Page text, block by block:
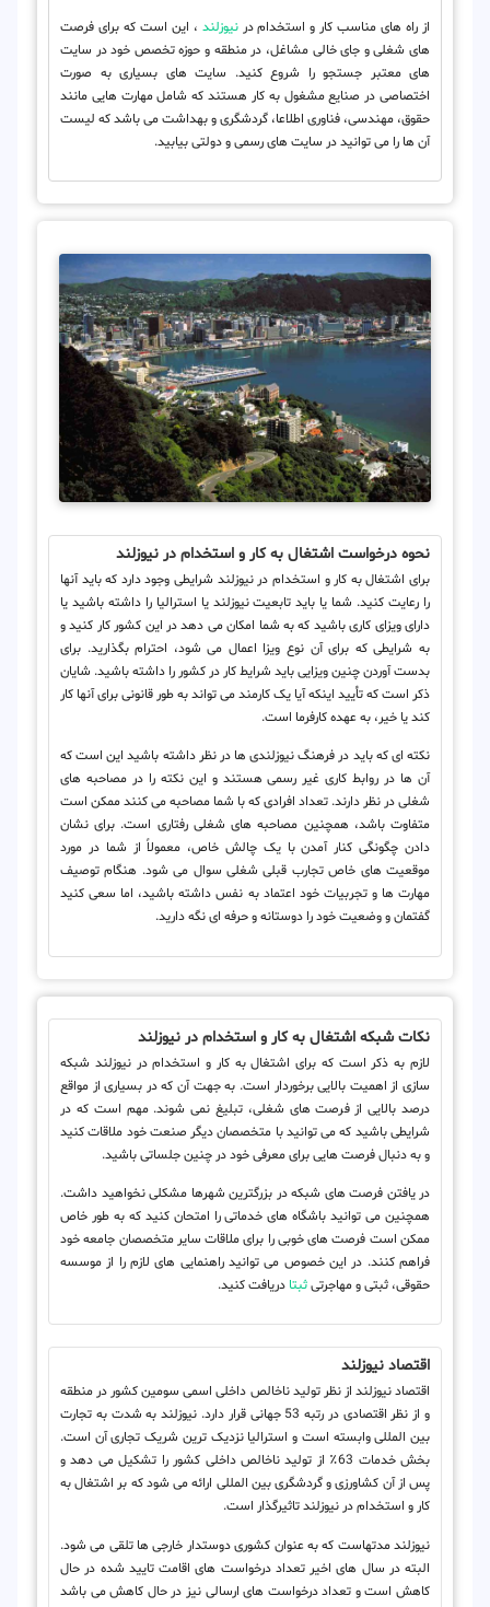
از راه های مناسب کار و استخدام درنیوزلند ، این است که برای فرصت
های شغلی و جای خالی مشاغل، در منطقه و حوزه تخصص خود در سایت
های معتبر جستجو را شروع کنید. سایت های بسیاری به صورت
اختصاصی در صنایع مشغول به کار هستند که شامل مهارت هایی مانند
حقوق، مهندسی، فناوری اطلاعا، گردشگری و بهداشت می باشد که لیست
آن ها را می توانید در سایت های رسمی و دولتی بیابید.
نحوه درخواست اشتغال به کار و استخدام در نیوزلند
برای اشتغال به کار و استخدام در نیوزلند شرایطی وجود دارد که باید آنها
را رعایت کنید. شما یا باید تابعیت نیوزلند یا استرالیا را داشته باشید یا
دارای ویزای کاری باشید که به شما امکان می دهد در این کشور کار کنید و
به شرایطی که برای آن نوع ویزا اعمال می شود، احترام بگذارید. برای
بدست آوردن چنین ویزایی باید شرایط کار در کشور را داشته باشید. شایان
ذکر است که تأیید اینکه آیا یک کارمند می تواند به طور قانونی برای آنها کار
کند یا خیر، به عهده کارفرما است.
نکته ای که باید در فرهنگ نیوزلندی ها در نظر داشته باشید این است که
آن ها در روابط کاری غیر رسمی هستند و این نکته را در مصاحبه های
شغلی در نظر دارند. تعداد افرادی که با شما مصاحبه می کنند ممکن است
متفاوت باشد، همچنین مصاحبه های شغلی رفتاری است. برای نشان
دادن چگونگی کنار آمدن با یک چالش خاص، معمولاً از شما در مورد
موقعیت های خاص تجارب قبلی شغلی سوال می شود. هنگام توصیف
مهارت ها و تجربیات خود اعتماد به نفس داشته باشید، اما سعی کنید
گفتمان و وضعیت خود را دوستانه و حرفه ای نگه دارید.
نکات شبکه اشتغال به کار و استخدام در نیوزلند
لازم به ذکر است که برای اشتغال به کار و استخدام در نیوزلند شبکه
سازی از اهمیت بالایی برخوردار است. به جهت آن که در بسیاری از مواقع
درصد بالایی از فرصت های شغلی، تبلیغ نمی شوند. مهم است که در
شرایطی باشید که می توانید با متخصصان دیگر صنعت خود ملاقات کنید
و به دنبال فرصت هایی برای معرفی خود در چنین جلساتی باشید.
در یافتن فرصت های شبکه در بزرگترین شهرها مشکلی نخواهید داشت.
همچنین می توانید باشگاه های خدماتی را امتحان کنید که به طور خاص
ممکن است فرصت های خوبی را برای ملاقات سایر متخصصان جامعه خود
فراهم کنند. در این خصوص می توانید راهنمایی های لازم را از موسسه
حقوقی، ثبتی و مهاجرتیثبتا دریافت کنید.
اقتصاد نیوزلند
اقتصاد نیوزلند از نظر تولید ناخالص داخلی اسمی سومین کشور در منطقه
و از نظر اقتصادی در رتبه 53 جهانی قرار دارد. نیوزلند به شدت به تجارت
بین المللی وابسته است و استرالیا نزدیک ترین شریک تجاری آن است.
بخش خدمات 63٪ از تولید ناخالص داخلی کشور را تشکیل می دهد و
پس از آن کشاورزی و گردشگری بین المللی ارائه می شود که بر اشتغال به
کار و استخدام در نیوزلند تاثیرگذار است.
نیوزلند مدتهاست که به عنوان کشوری دوستدار خارجی ها تلقی می شود.
البته در سال های اخیر تعداد درخواست های اقامت تایید شده در حال
کاهش است و تعداد درخواست های ارسالی نیز در حال کاهش می باشد